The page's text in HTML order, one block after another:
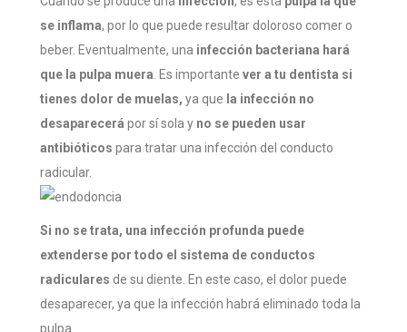
se inflama, por lo que puede resultar doloroso comer o
beber. Eventualmente, una infección bacteriana hará
que la pulpa muera . Es importante ver a tu dentista si
tienes dolor de muelas, ya que la infección no
desaparecerá por sí sola y no se pueden usar
antibióticos para tratar una infección del conducto
radicular.
Si no se trata, una infección profunda puede
extenderse por todo el sistema de conductos
radiculares de su diente. En este caso, el dolor puede
desaparecer, ya que la infección habrá eliminado toda la
pulpa.